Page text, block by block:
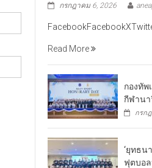
กรกฎาคม 6, 2026
Read More
กองทัพ
กีฬานา
กรก
‘ยุทธน
ฟุตบอล